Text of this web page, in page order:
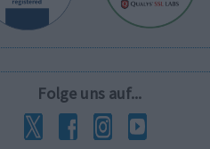
Folge uns auf...